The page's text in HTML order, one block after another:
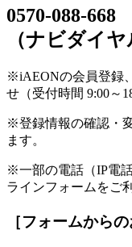
0570-088-668
（ナビダイ
※iAEONの会員登録
せ（受付時間 9:00～
※登録情報の確認・
ます。
※一部の電話（IP電
ラインフォームをご
［フォームから